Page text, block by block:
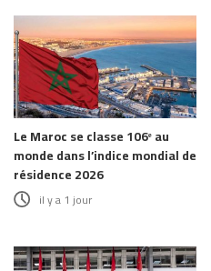
Le Maroc se classe 106ᵉ au
monde dans l’indice mondial de
résidence 2026
il y a 1 jour